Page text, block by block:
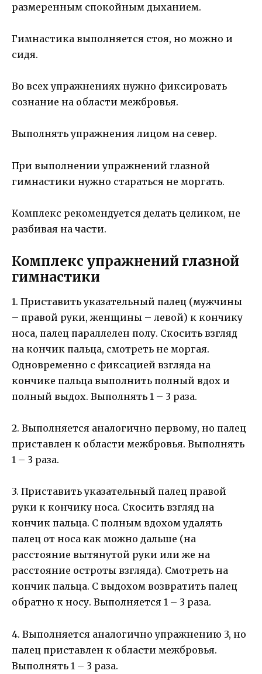
размеренным спокойным дыханием.
Гимнастика выполняется стоя, но можно и
сидя.
Во всех упражнениях нужно фиксировать
сознание на области межбровья.
Выполнять упражнения лицом на север.
При выполнении упражнений глазной
гимнастики нужно стараться не моргать.
Комплекс рекомендуется делать целиком, не
разбивая на части.
Комплекс упражнений глазной
гимнастики
1. Приставить указательный палец (мужчины
– правой руки, женщины – левой) к кончику
носа, палец параллелен полу. Скосить взгляд
на кончик пальца, смотреть не моргая.
Одновременно с фиксацией взгляда на
кончике пальца выполнить полный вдох и
полный выдох. Выполнять 1 – 3 раза.
2. Выполняется аналогично первому, но палец
приставлен к области межбровья. Выполнять
1 – 3 раза.
3. Приставить указательный палец правой
руки к кончику носа. Скосить взгляд на
кончик пальца. С полным вдохом удалять
палец от носа как можно дальше (на
расстояние вытянутой руки или же на
расстояние остроты взгляда). Смотреть на
кончик пальца. С выдохом возвратить палец
обратно к носу. Выполняется 1 – 3 раза.
4. Выполняется аналогично упражнению 3, но
палец приставлен к области межбровья.
Выполнять 1 – 3 раза.